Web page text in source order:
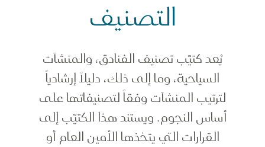
التصنيف
يُعد كتيّب تصنيف الفنادق، والمنشآت
السياحية، وما إلى ذلك، دليلاً إرشادياً
لترتيب المنشآت وفقاً لتصنيفاتها على
أساس النجوم. ويستند هذا الكتيّب إلى
القرارات التي يتخذها الأمين العام أو